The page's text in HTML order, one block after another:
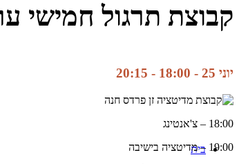
בית
קבוצת תרגול חמישי
יוני 25 - 18:00 -
20:15
18:00 – צ'אנטינג
19:00 – מדיטציה בישיבה